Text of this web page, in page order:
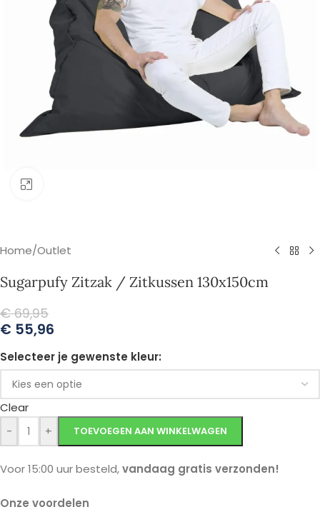
Home/Outlet
Sugarpufy Zitzak / Zitkussen 130x150cm
€69,95
€ 55,96
Selecteer je gewenste kleur
Clear
-
+ TOEVOEGEN AAN WINKELWAGEN
Voor 15:00 uur besteld,vandaag gratis verzonden!
Onze voordelen